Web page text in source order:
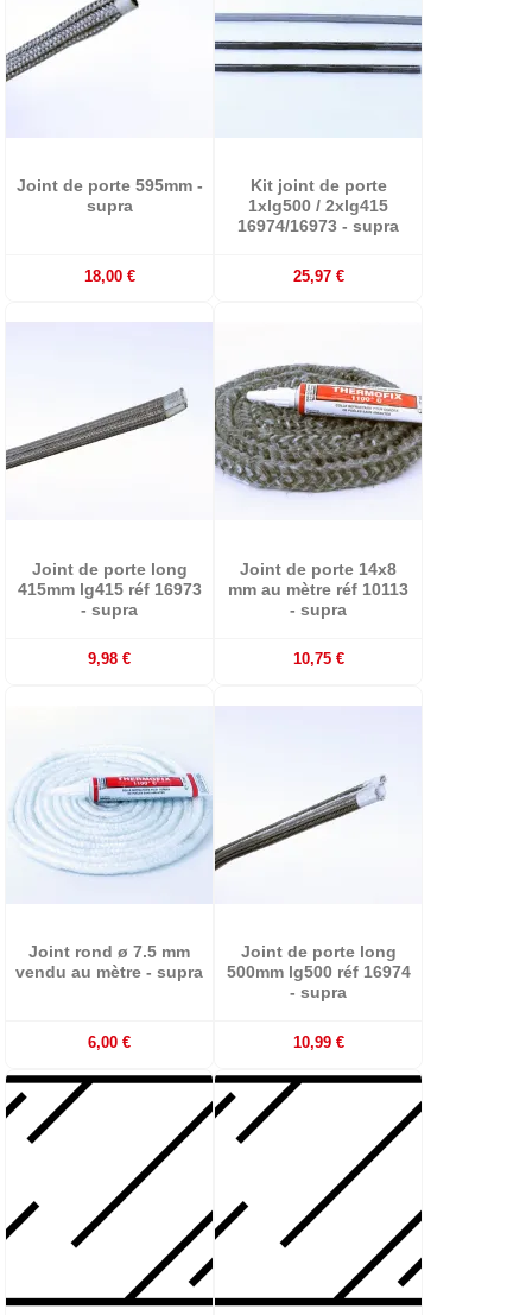
Joint de porte 595mm -
supra
18,00 €
Kit joint de porte
1xlg500 / 2xlg415
16974/16973 - supra
25,97 €
Joint de porte long
415mm lg415 réf 16973
- supra
9,98 €
Joint de porte 14x8
mm au mètre réf 10113
- supra
10,75 €
Joint rond ø 7.5 mm
vendu au mètre - supra
6,00 €
Joint de porte long
500mm lg500 réf 16974
- supra
10,99 €